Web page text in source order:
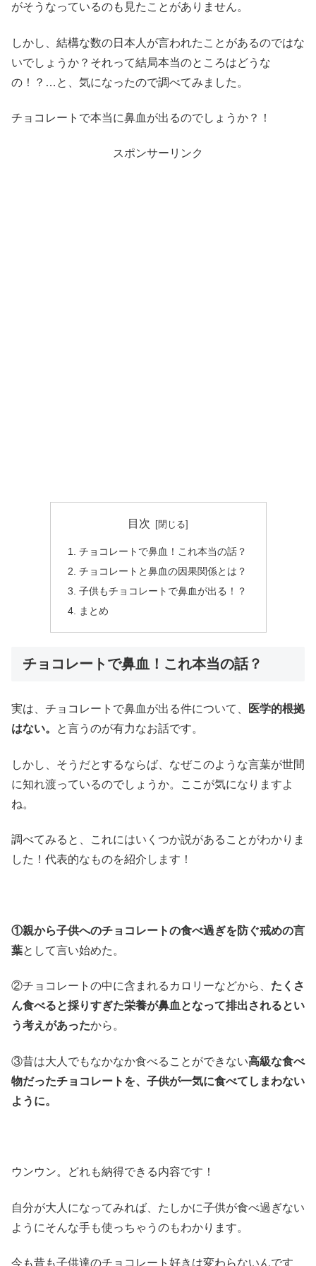
がそうなっているのも見たことがありません。
しかし、結構な数の日本人が言われたことがあるのではな
いでしょうか？それって結局本当のところはどうな
の！？…と、気になったので調べてみました。
チョコレートで本当に鼻血が出るのでしょうか？！
スポンサーリンク
目次
チョコレートで鼻血！これ本当の話？
チョコレートと鼻血の因果関係とは？
子供もチョコレートで鼻血が出る！？
まとめ
チョコレートで鼻血！これ本当の話？
実は、チョコレートで鼻血が出る件について、
医学的根拠
はない。
と言うのが有力なお話です。
しかし、そうだとするならば、なぜこのような言葉が世間
に知れ渡っているのでしょうか。ここが気になりますよ
ね。
調べてみると、これにはいくつか説があることがわかりま
した！代表的なものを紹介します！
①親から子供へのチョコレートの食べ過ぎを防ぐ戒めの言
葉として言い始めた。
②チョコレートの中に含まれるカロリーなどから、 たくさ
ん食べると採りすぎた栄養が鼻血となって排出されるとい
う考えがあったから。
③昔は大人でもなかなか食べることができない高級な食べ
物だったチョコレートを、子供が一気に食べてしまわない
ように。
ウンウン。どれも納得できる内容です！
自分が大人になってみれば、たしかに子供が食べ過ぎない
ようにそんな手も使っちゃうのもわかります。
今も昔も子供達のチョコレート好きは変わらないんです